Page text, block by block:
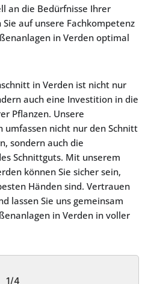
an die Bedürfnisse Ihrer
auf unsere Fachkompetenz
in Verden optimal
in Verden ist nicht nur
auch eine Investition in die
Pflanzen. Unsere
umfassen nicht nur den Schnitt
sondern auch die
Schnittguts. Mit unserem
können Sie sicher sein,
Händen sind. Vertrauen
lassen Sie uns gemeinsam
in Verden in voller
1/4